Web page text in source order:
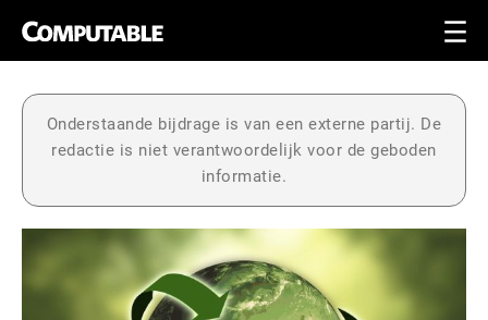
Onderstaande bijdrage is van een externe partij. De
redactie is niet verantwoordelijk voor de geboden
informatie.